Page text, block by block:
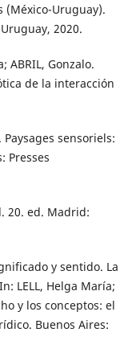
Uruguay).
2020.
ABRIL, Gonzalo.
de la interacción
Paysages sensoriels:
Presses
20. ed. Madrid:
y sentido. La
LELL, Helga María;
y los conceptos: el
Buenos Aires: